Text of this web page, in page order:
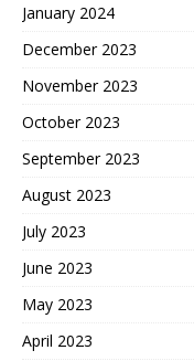
January 2024
December 2023
November 2023
October 2023
September 2023
August 2023
July 2023
June 2023
May 2023
April 2023